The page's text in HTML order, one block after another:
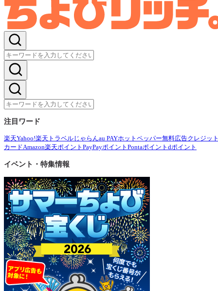
注目ワード
楽天Yahoo!楽天トラベル じゃらんau PAYホットペッパー無料広告クレジッ
カードAmazon楽天ポイント PayPayポイント Pontaポイント dポイント
イベント・特集情報